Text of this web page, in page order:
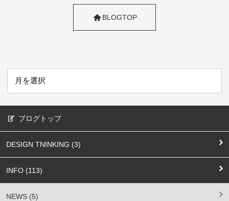
BLOGTOP
ブログトップ
DESIGN TNINKING (3)
INFO (113)
NEWS (5)